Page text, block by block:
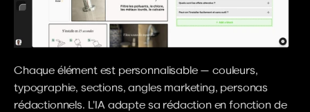
Chaque élément est personnalisable — couleurs,
typographie, sections, angles marketing, personas
rédactionnels. L'IA adapte sa rédaction en fonction de